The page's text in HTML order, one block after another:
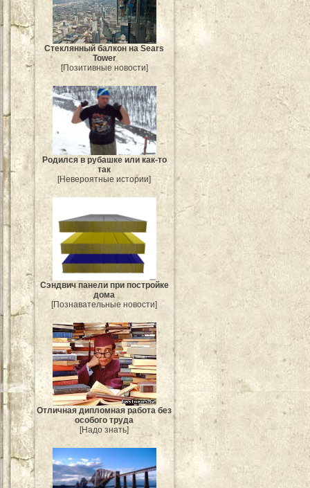
Стеклянный балкон на Sears
Tower
[Позитивные новости]
Родился в рубашке или как-то
так
[Невероятные истории]
Сэндвич панели при постройке
дома
[Познавательные новости]
Отличная дипломная работа без
особого труда
[Надо знать]